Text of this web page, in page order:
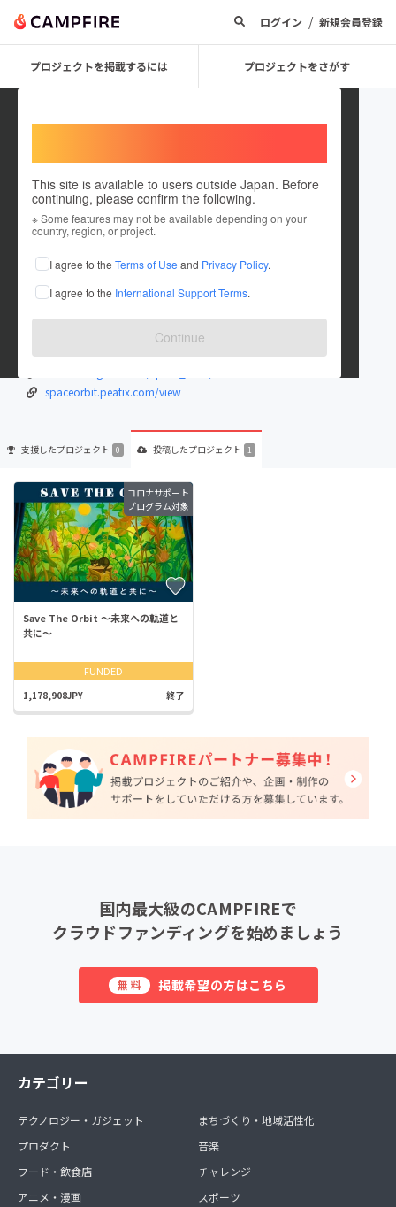
ログイン / 新規会員登録
プロジェクトを掲載するには プロジェクトをさがす
This site is available to users outside Japan. Before
continuing, please confirm the following.
※ Some features may not be available depending on your
country, region, or project.
I agree to the Terms of Use and Privacy Policy.
I agree to the International Support Terms.
Continue
space orbit
これまでに1件のプロジェクトを投稿しています
在住国：日本 現在地：東京都
出身国：日本 出身地：東京都
spaceorbit.peatix.com/view
支援したプロジェクト 0 投稿したプロジェクト 1
コロナサポート
プログラム対象
Save The Orbit 〜未来への軌道と
共に〜
FUNDED
1,178,908JPY 終了
国内最大級のCAMPFIREで
クラウドファンディングを始めましょう
無料 掲載希望の方はこちら
カテゴリー
テクノロジー・ガジェット
プロダクト
フード・飲食店
アニメ・漫画
まちづくり・地域活性化
音楽
チャレンジ
スポーツ